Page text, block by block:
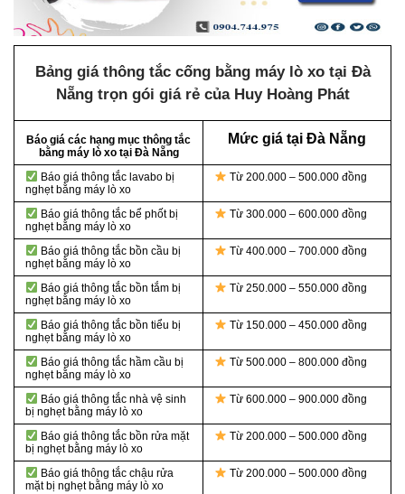
Bảng giá thông tắc cống bằng máy lò xo tại Đà
Nẵng trọn gói giá rẻ của Huy Hoàng Phát
Báo giá các hạng mục thông tắc
bằng máy lò xo tại Đà Nẵng
Mức giá tại Đà Nẵng
Báo giá thông tắc lavabo bị
nghẹt bằng máy lò xo
Từ 200.000 – 500.000 đồng
Báo giá thông tắc bể phốt bị
nghẹt bằng máy lò xo
Từ 300.000 – 600.000 đồng
Báo giá thông tắc bồn cầu bị
nghẹt bằng máy lò xo
Từ 400.000 – 700.000 đồng
Báo giá thông tắc bồn tắm bị
nghẹt bằng máy lò xo
Từ 250.000 – 550.000 đồng
Báo giá thông tắc bồn tiểu bị
nghẹt bằng máy lò xo
Từ 150.000 – 450.000 đồng
Báo giá thông tắc hầm cầu bị
nghẹt bằng máy lò xo
Từ 500.000 – 800.000 đồng
Báo giá thông tắc nhà vệ sinh
bị nghẹt bằng máy lò xo
Từ 600.000 – 900.000 đồng
Báo giá thông tắc bồn rửa mặt
bị nghẹt bằng máy lò xo
Từ 200.000 – 500.000 đồng
Báo giá thông tắc chậu rửa
mặt bị nghẹt bằng máy lò xo
Từ 200.000 – 500.000 đồng